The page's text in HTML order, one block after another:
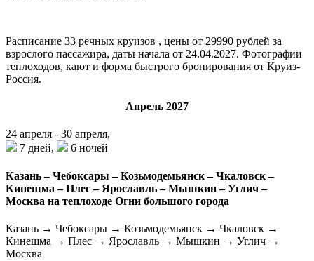
Расписание 33 речных круизов , цены от 29990 рублей за
взрослого пассажира, даты начала от 24.04.2027. Фотографии
теплоходов, кают и форма быстрого бронирования от Круиз-
Россия.
Апрель 2027
24 апреля - 30 апреля,
7 дней,
6 ночей
Казань – Чебоксары – Козьмодемьянск – Чкаловск –
Кинешма – Плес – Ярославль – Мышкин – Углич –
Москва на теплоходе Огни большого города
Казань → Чебоксары → Козьмодемьянск → Чкаловск →
Кинешма → Плес → Ярославль → Мышкин → Углич →
Москва